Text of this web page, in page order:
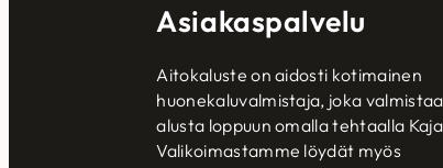
Asiakaspalvelu
Aitokaluste on aidosti kotimainen
huonekaluvalmistaja, joka
alusta loppuun omalla tehtaalla
Valikoimastamme löydät myös